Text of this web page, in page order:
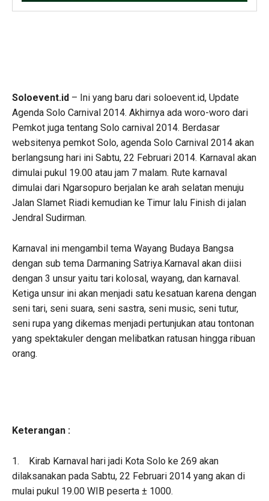
Soloevent.id – Ini yang baru dari soloevent.id, Update
Agenda Solo Carnival 2014. Akhirnya ada woro-woro dari
Pemkot juga tentang Solo carnival 2014. Berdasar
websitenya pemkot Solo, agenda Solo Carnival 2014 akan
berlangsung hari ini Sabtu, 22 Februari 2014. Karnaval akan
dimulai pukul 19.00 atau jam 7 malam. Rute karnaval
dimulai dari Ngarsopuro berjalan ke arah selatan menuju
Jalan Slamet Riadi kemudian ke Timur lalu Finish di jalan
Jendral Sudirman.
Karnaval ini mengambil tema Wayang Budaya Bangsa
dengan sub tema Darmaning Satriya. Karnaval akan diisi
dengan 3 unsur yaitu tari kolosal, wayang, dan karnaval.
Ketiga unsur ini akan menjadi satu kesatuan karena dengan
seni tari, seni suara, seni sastra, seni music, seni tutur,
seni rupa yang dikemas menjadi pertunjukan atau tontonan
yang spektakuler dengan melibatkan ratusan hingga ribuan
orang.
Keterangan :
1. Kirab Karnaval hari jadi Kota Solo ke 269 akan
dilaksanakan pada Sabtu, 22 Februari 2014 yang akan di
mulai pukul 19.00 WIB peserta ± 1000.